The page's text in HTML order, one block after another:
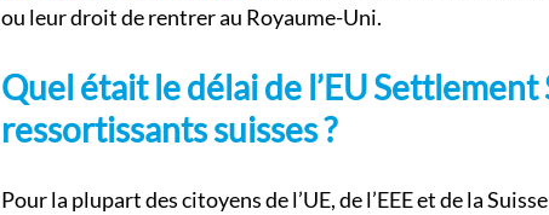
ou leur droit de rentrer au Royaume-Uni.
Quel était le délai de l’EU Settlement
ressortissants suisses ?
Pour la plupart des citoyens de l’UE, de l’EEE et de la